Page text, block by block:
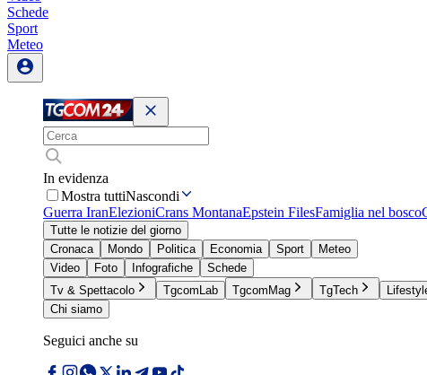
Schede
Sport
Meteo
In evidenza
Mostra tuttiNascondi
Guerra IranElezioniCrans MontanaEpstein FilesFamiglia nel bosco
Tutte le notizie del giorno
Cronaca
Mondo Politica Economia Sport
Meteo
Video
Foto Infografiche
Schede
Tv & Spettacolo
TgcomLab TgcomMag TgTech
Chi siamo
Seguici anche su